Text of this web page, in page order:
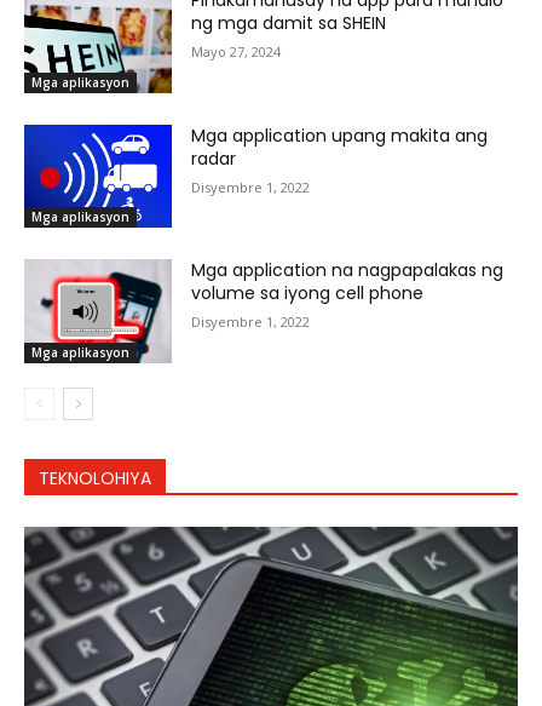
Mga aplikasyon
ng mga damit sa SHEIN
Mayo 27, 2024
Mga aplikasyon
Mga application upang makita ang
radar
Disyembre 1, 2022
Mga aplikasyon
Mga application na nagpapalakas ng
volume sa iyong cell phone
Disyembre 1, 2022
TEKNOLOHIYA